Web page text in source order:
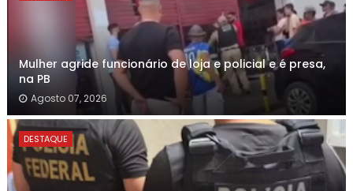
Mulher agride funcionário de loja e policial e é presa,
na PB
Agosto 07, 2026
DESTAQUE